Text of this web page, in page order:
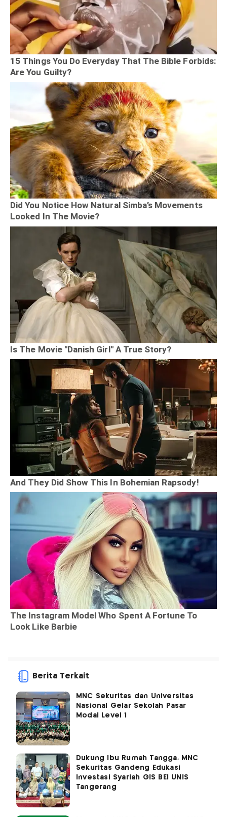
Berita Terkait
MNC Sekuritas dan Universitas
Nasional Gelar Sekolah Pasar
Modal Level 1
Dukung Ibu Rumah Tangga, MNC
Sekuritas Gandeng Edukasi
Investasi Syariah GIS BEI UNIS
Tangerang